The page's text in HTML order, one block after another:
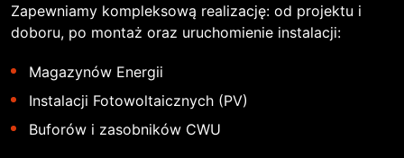
Zapewniamy kompleksową realizację: od projektu i
doboru, po montaż oraz uruchomienie instalacji:
Magazynów Energii
Instalacji Fotowoltaicznych (PV)
Buforów i zasobników CWU